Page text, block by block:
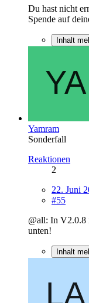
Du hast nicht
Spende auf
Inhalt
Yamram
Sonderfall
Reaktionen
2
22. Juni
#55
@all: In V2.0.8
unten!
Inhalt